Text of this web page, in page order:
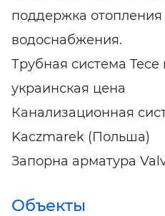
поддержка отопления
водоснабжения.
Трубная система
украинская цена
Канализационная
Kaczmarek (Польша)
Запорна арматура
Объекты